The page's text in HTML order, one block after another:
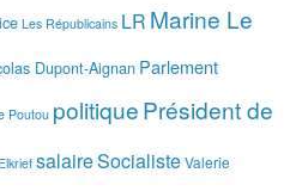
Les Républicains LR Marine Le
Dupont-Aignan Parlement
Poutou politiquePrésident de
salaireSocialisteValerie